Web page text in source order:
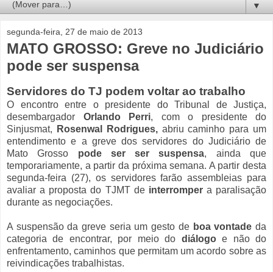
▼
segunda-feira, 27 de maio de 2013
MATO GROSSO: Greve no Judiciário
pode ser suspensa
Servidores do TJ podem voltar ao trabalho
O encontro entre o presidente do Tribunal de Justiça,
desembargador Orlando Perri, com o presidente do
Sinjusmat,
Rosenwal Rodrigues, abriu caminho para um
entendimento e a greve dos servidores do Judiciário de
Mato Grosso pode ser ser suspensa, ainda que
temporariamente, a partir da próxima semana. A partir desta
segunda-feira (27), os servidores farão assembleias para
avaliar a proposta do TJMT de interromper a paralisação
durante as negociações.
A suspensão da greve seria um gesto de boa vontadeda
categoria de encontrar, por meio do diálogoe não do
enfrentamento, caminhos que permitam um acordo sobre as
reivindicações trabalhistas.